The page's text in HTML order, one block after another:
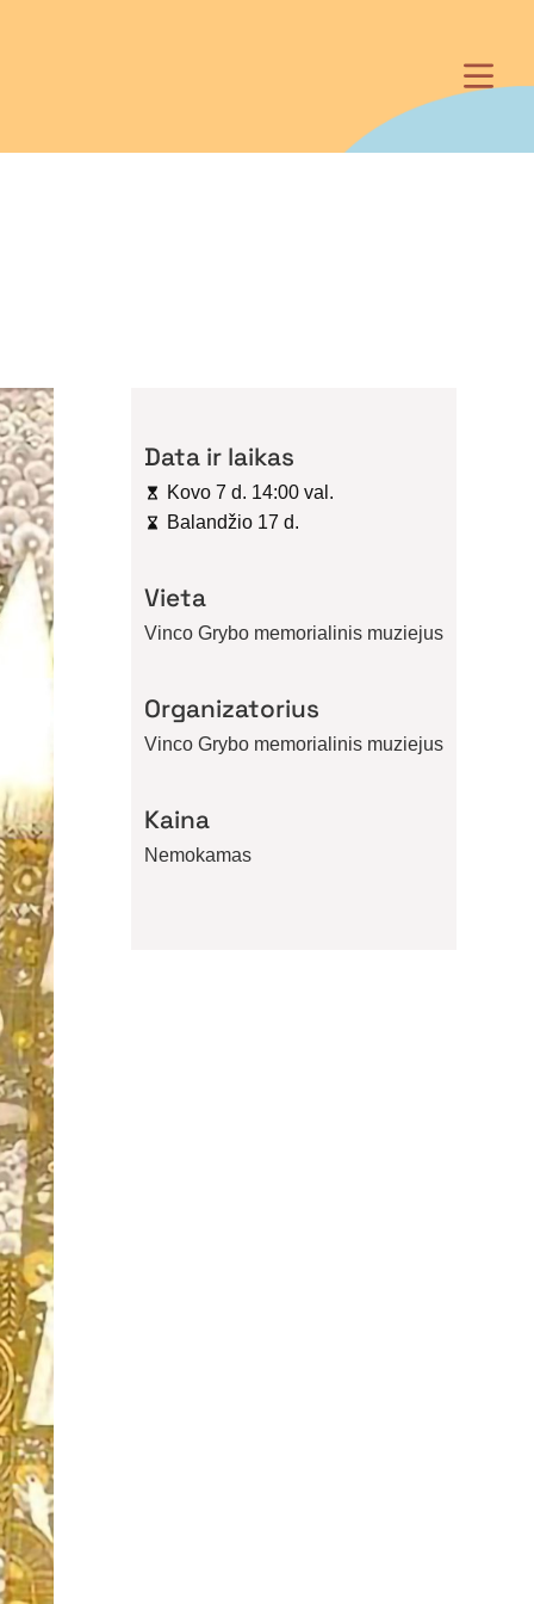
Data ir laikas
Kovo 7 d. 14:00 val.
Balandžio 17 d.
Vieta
Vinco Grybo memorialinis muziejus
Organizatorius
Vinco Grybo memorialinis muziejus
Kaina
Nemokamas